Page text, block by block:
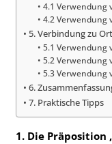
4.1 Verwendung
4.2 Verwendung
5. Verbindung zu
5.1 Verwendung
5.2 Verwendung
5.3 Verwendung
6.
7. Praktische Tipps
1. Die Präposition